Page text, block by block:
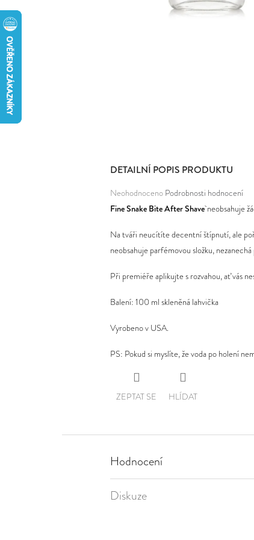
DETAILNÍ POPIS PRODUKTU
Průměrné
hodnocení
je
0,0
z
hvězdiček.
Neohodnoceno Podrobnosti hodnocení
Fine Snake Bite After Shaveneobsahuje
Na tváři neucítíte decentní štípnutí, ale
neobsahuje parfémovou složku,
Při premiéře aplikujte s rozvahou, ať vás
Balení: 100 ml skleněná lahvička
Vyrobeno v USA.
PS: Pokud si myslíte, že voda po holení
ZEPTAT SE HLÍDAT
Hodnocení
Diskuze